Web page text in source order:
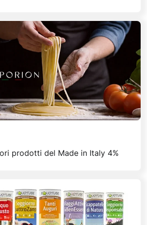
prodotti del Made in Italy 4%